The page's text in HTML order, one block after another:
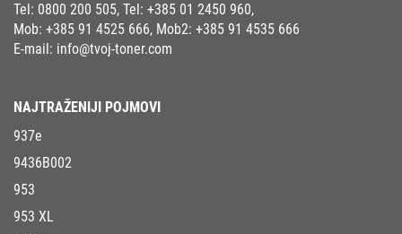
Tel: 0800 200 505, Tel: +385 01 2450 960,
Mob: +385 91 4525 666, Mob2: +385 91 4535 666
E-mail: info@tvoj-toner.com
NAJTRAŽENIJI POJMOVI
937e
9436B002
953
953 XL